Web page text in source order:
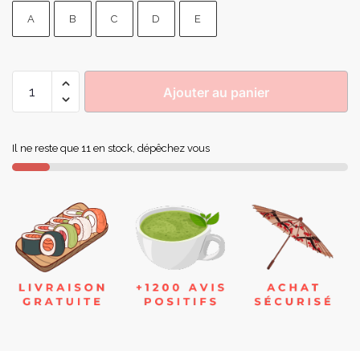
A B C D E
Ajouter au panier
Il ne reste que 11 en stock, dépêchez vous